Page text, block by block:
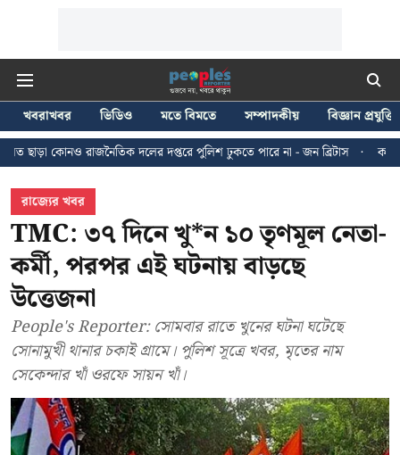
খবরাখবর ভিডিও মতে বিমতে সম্পাদকীয়
বিজ্ঞান প্রযুক্তি
দলের দপ্তরে পুলিশ ঢুকতে পারে না - জন ব্রিটাস
কলকাতায় ২৪ জুলাইয়ের
রাজ্যের খবর
TMC: ৩৭ দিনে খু*ন ১০ তৃণমূল নেতা-
কর্মী, পরপর এই ঘটনায় বাড়ছে
উত্তেজনা
People's Reporter: সোমবার রাতে খুনের ঘটনা ঘটেছে
সোনামুখী থানার চকাই গ্রামে। পুলিশ সূত্রে খবর, মৃতের নাম
সেকেন্দার খাঁ ওরফে সায়ন খাঁ।